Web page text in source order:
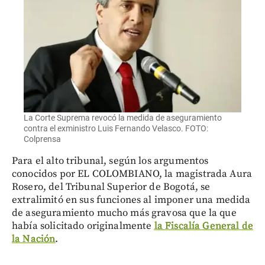
La Corte Suprema revocó la medida de aseguramiento
contra el exministro Luis Fernando Velasco. FOTO:
Colprensa
Para el alto tribunal, según los argumentos
conocidos por EL COLOMBIANO, la magistrada Aura
Rosero, del Tribunal Superior de Bogotá, se
extralimitó en sus funciones al imponer una medida
de aseguramiento mucho más gravosa que la que
había solicitado originalmente la Fiscalía General de
la Nación.